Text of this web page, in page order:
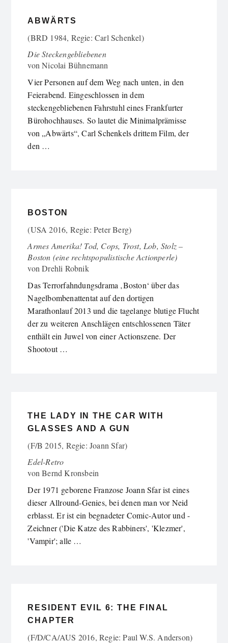
ABWÄRTS
(BRD 1984, Regie: Carl Schenkel)
Die Steckengebliebenen
vonNicolai Bühnemann
Vier Personen auf dem Weg nach unten, in den
Feierabend. Eingeschlossen in dem
steckengebliebenen Fahrstuhl eines Frankfurter
Bürohochhauses. So lautet die Minimalprämisse
von „Abwärts“, Carl Schenkels drittem Film, der
den …
BOSTON
(USA 2016, Regie: Peter Berg)
Armes Amerika! Tod, Cops, Trost, Lob, Stolz –
Boston (eine rechtspopulistische Actionperle)
vonDrehli Robnik
Das Terrorfahndungsdrama ‚Boston‘ über das
Nagelbombenattentat auf den dortigen
Marathonlauf 2013 und die tagelange blutige Flucht
der zu weiteren Anschlägen entschlossenen Täter
enthält ein Juwel von einer Actionszene. Der
Shootout …
THE LADY IN THE CAR WITH
GLASSES AND A GUN
(F/B 2015, Regie: Joann Sfar)
Edel-Retro
vonBernd Kronsbein
Der 1971 geborene Franzose Joann Sfar ist eines
dieser Allround-Genies, bei denen man vor Neid
erblasst. Er ist ein begnadeter Comic-Autor und -
Zeichner ('Die Katze des Rabbiners', 'Klezmer',
'Vampir'; alle …
RESIDENT EVIL 6: THE FINAL
CHAPTER
(F/D/CA/AUS 2016, Regie: Paul W.S. Anderson)